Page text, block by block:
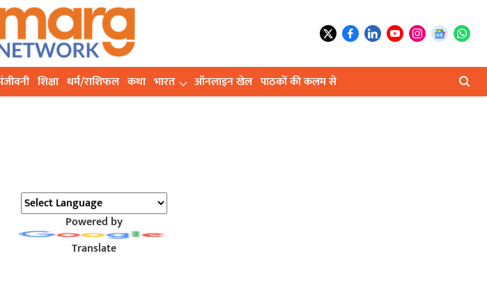
शिक्षा धर्म/राशिफल कथा भारत ऑनलाइन खेल पाठकों की कलम से
Powered by
Translate